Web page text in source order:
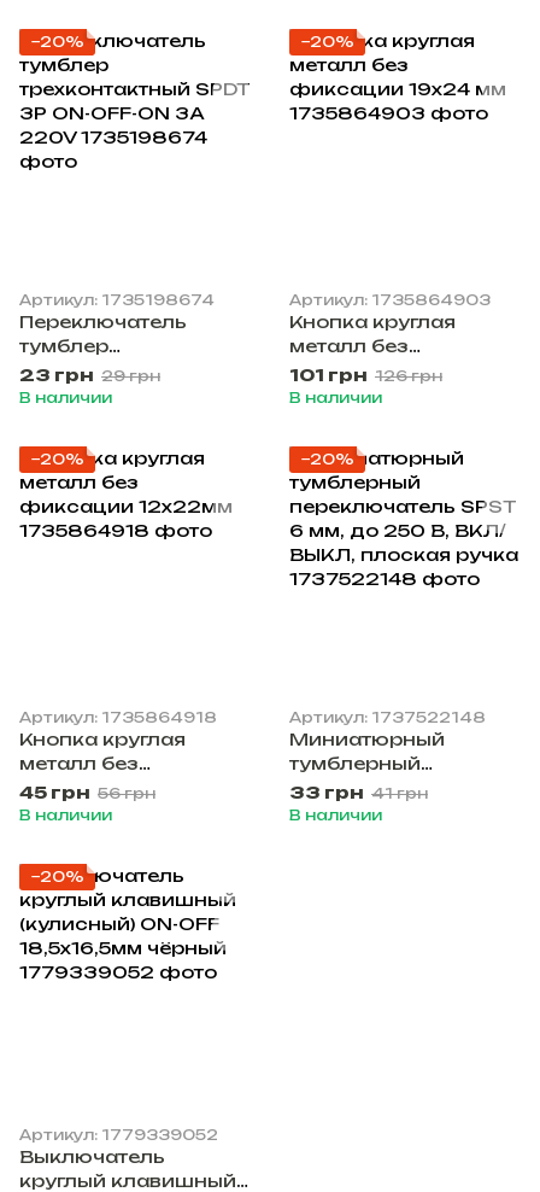
−20%
Артикул: 1735198674
Переключатель
тумблер
трехконтактный SPDT
3P ON-OFF-ON 3A
23 грн 29 грн
В наличии
−20%
Артикул: 1735864903
Кнопка круглая
металл без
фиксации 19х24 мм
101 грн 126 грн
В наличии
−20%
Артикул: 1735864918
Кнопка круглая
металл без
фиксации 12х22мм
45 грн 56 грн
В наличии
−20%
Артикул: 1737522148
Миниатюрный
тумблерный
переключатель SPST
6 мм, до 250 В, ВКЛ/
33 грн 41 грн
В наличии
−20%
Артикул: 1779339052
Выключатель
круглый клавишный